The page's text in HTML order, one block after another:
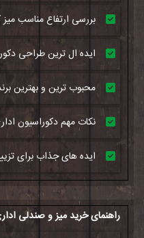
بررسی ارتفاع مناسب میز
ایده ال ترین طراحی
محبوب ترین و بهترین
نکات مهم دکوراسیون
ایده های جذاب برای
راهنمای خرید میز و صندلی